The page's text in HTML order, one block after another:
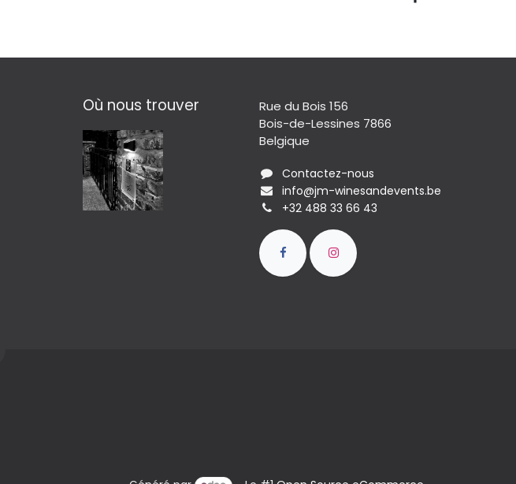
Rue du Bois 156
Bois-de-Lessines 7866
Belgique
Contactez-nous
info@jm-winesandevents.be
+32 488 33 66 43
Où nous trouver